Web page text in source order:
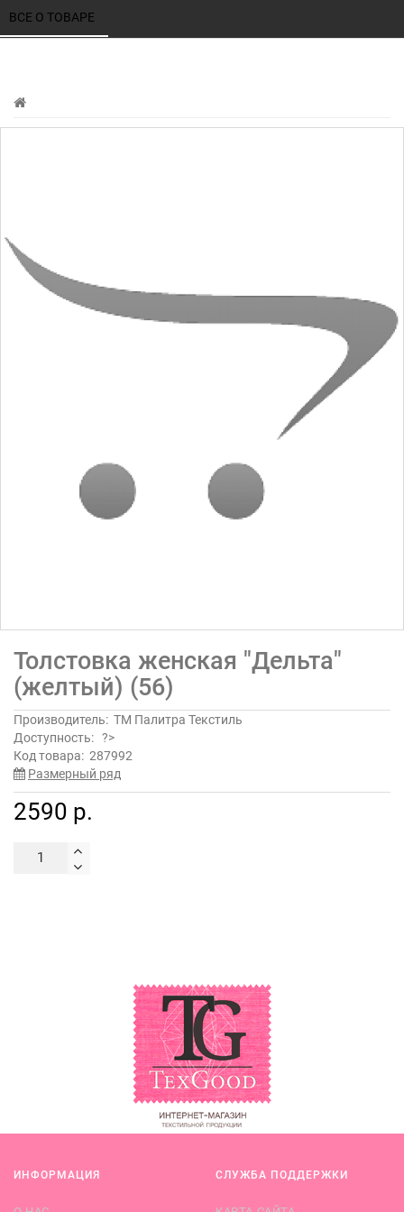
ВСЕ О ТОВАРЕ
Толстовка женская "Дельта"
(желтый) (56)
Производитель: ТМ Палитра Текстиль
Доступность: ?>
Код товара: 287992
Размерный ряд
2590 р.
ИНФОРМАЦИЯ СЛУЖБА ПОДДЕРЖКИ